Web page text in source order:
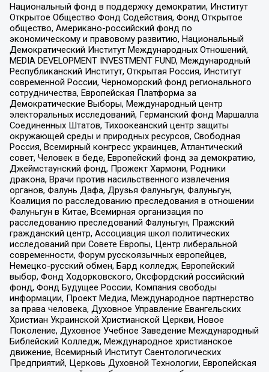
Национальный фонд в поддержку демократии, Институт
Открытое Общество Фонд Содействия, Фонд Открытое
общество, Американо-российский фонд по
экономическому и правовому развитию, Национальный
Демократический Институт Международных Отношений,
MEDIA DEVELOPMENT INVESTMENT FUND, Международный
Республиканский Институт, Открытая Россия, Институт
современной России, Черноморский фонд регионального
сотрудничества, Европейская Платформа за
Демократические Выборы, Международный центр
электоральных исследований, Германский фонд Маршалла
Соединенных Штатов, Тихоокеанский центр защиты
окружающей среды и природных ресурсов, Свободная
Россия, Всемирный конгресс украинцев, Атлантический
совет, Человек в беде, Европейский фонд за демократию,
Джеймстаунский фонд, Прожект Хармони, Родники
дракона, Врачи против насильственного извлечения
органов, Фалунь Дафа, Друзья Фалуньгун, Фалуньгун,
Коалиция по расследованию преследования в отношении
Фалуньгун в Китае, Всемирная организация по
расследованию преследований Фалуньгун, Пражский
гражданский центр, Ассоциация школ политических
исследований при Совете Европы, Центр либеральной
современности, Форум русскоязычных европейцев,
Немецко-русский обмен, Бард колледж, Европейский
выбор, Фонд Ходорковского, Оксфордский российский
фонд, Фонд Будущее России, Компания свободы
информации, Проект Медиа, Международное партнерство
за права человека, Духовное Управление Евангельских
Христиан Украинской Христианской Церкви, Новое
Поколение, Духовное Учебное Заведение Международный
Библейский Колледж, Международное христианское
движение, Всемирный Институт Саентологических
Предприятий, Церковь Духовной Технологии, Европейская